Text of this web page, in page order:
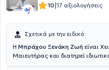
10|17 αξιολογήσεις
Σχετικά με την ειδικό
Η Μπράχου Ξενάκη Ζωή είναι
Μαιευτήρας και διατηρεί